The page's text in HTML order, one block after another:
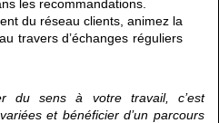
les recommandations.
du réseau clients, animez la
travers d’échanges réguliers
du sens à votre travail, c’est
et bénéficier d’un parcours